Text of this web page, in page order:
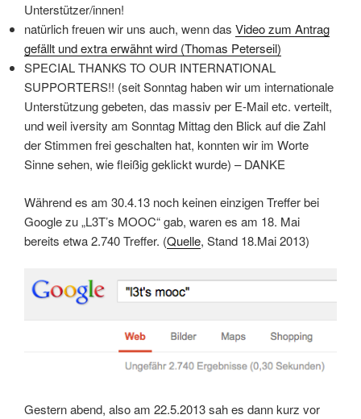
Unterstützer/innen!
natürlich freuen wir uns auch, wenn das Video zum Antrag
gefällt und extra erwähnt wird (Thomas Peterseil)
SPECIAL THANKS TO OUR INTERNATIONAL
SUPPORTERS!! (seit Sonntag haben wir um internationale
Unterstützung gebeten, das massiv per E-Mail etc. verteilt,
und weil iversity am Sonntag Mittag den Blick auf die Zahl
der Stimmen frei geschalten hat, konnten wir im Worte
Sinne sehen, wie fleißig geklickt wurde) – DANKE
Während es am 30.4.13 noch keinen einzigen Treffer bei
Google zu „L3T’s MOOC“ gab, waren es am 18. Mai
bereits etwa 2.740 Treffer. (Quelle, Stand 18.Mai 2013)
Gestern abend, also am 22.5.2013 sah es dann kurz vor